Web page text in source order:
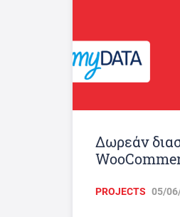
Δωρεάν
PROJECTS 05/